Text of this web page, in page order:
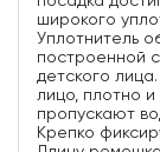
широкого
Уплотнитель
построенной
детского
лицо, плотно
пропускают
Крепко